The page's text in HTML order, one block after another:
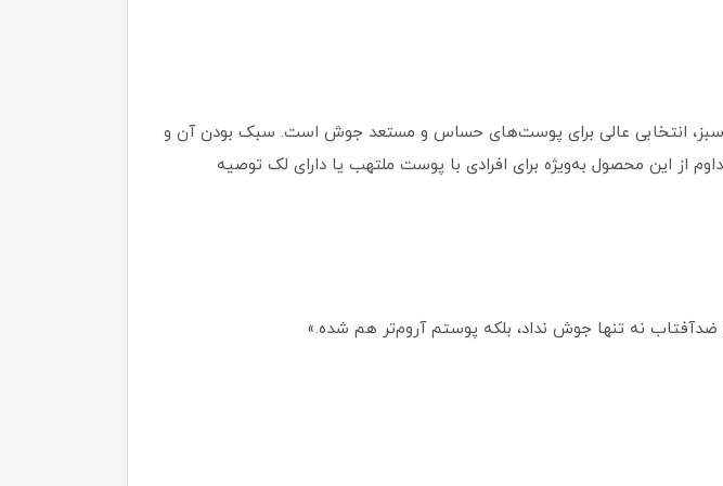
سبز، انتخابی عالی برای پوست‌های حساس و مستعد جوش است. سبک بودن آن و
از این محصول به‌ویژه برای افرادی با پوست ملتهب یا دارای لک توصیه
نه تنها جوش نداد، بلکه پوستم آروم‌تر هم شده.»